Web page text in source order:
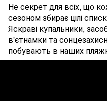
Не секрет для всіх, що
сезоном збирає цілі
Яскраві купальники,
в'єтнамки та
побувають в наших